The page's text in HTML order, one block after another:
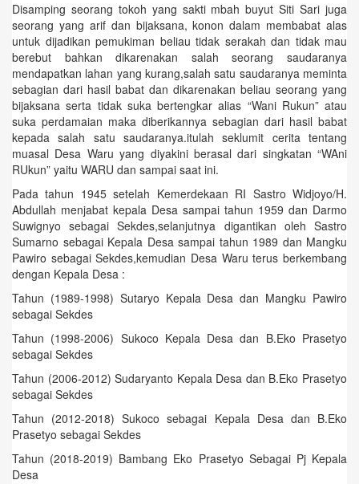
Disamping seorang tokoh yang sakti mbah buyut Siti Sari juga
seorang yang arif dan bijaksana, konon dalam membabat alas
untuk dijadikan pemukiman beliau tidak serakah dan tidak mau
berebut bahkan dikarenakan salah seorang saudaranya
mendapatkan lahan yang kurang,salah satu saudaranya meminta
sebagian dari hasil babat dan dikarenakan beliau seorang yang
bijaksana serta tidak suka bertengkar alias “Wani Rukun” atau
suka perdamaian maka diberikannya sebagian dari hasil babat
kepada salah satu saudaranya.itulah seklumit cerita tentang
muasal Desa Waru yang diyakini berasal dari singkatan “WAni
RUkun” yaitu WARU dan sampai saat ini.
Pada tahun 1945 setelah Kemerdekaan RI Sastro Widjoyo/H.
Abdullah menjabat kepala Desa sampai tahun 1959 dan Darmo
Suwignyo sebagai Sekdes,selanjutnya digantikan oleh Sastro
Sumarno sebagai Kepala Desa sampai tahun 1989 dan Mangku
Pawiro sebagai Sekdes,kemudian Desa Waru terus berkembang
dengan Kepala Desa :
Tahun (1989-1998) Sutaryo Kepala Desa dan Mangku Pawiro
sebagai Sekdes
Tahun (1998-2006) Sukoco Kepala Desa dan B.Eko Prasetyo
sebagai Sekdes
Tahun (2006-2012) Sudaryanto Kepala Desa dan B.Eko Prasetyo
sebagai Sekdes
Tahun (2012-2018) Sukoco sebagai Kepala Desa dan B.Eko
Prasetyo sebagai Sekdes
Tahun (2018-2019) Bambang Eko Prasetyo Sebagai Pj Kepala
Desa